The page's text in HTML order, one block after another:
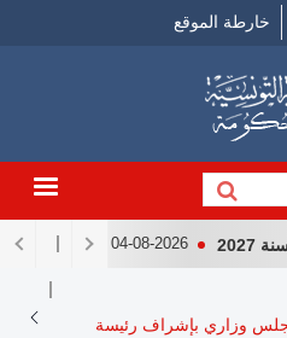
Menu
خارطة الموقع
04-08-2026 لقاء رئيس
وزاري بإشراف رئيسة